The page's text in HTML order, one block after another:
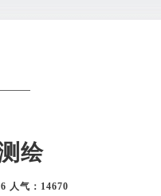
绘
人气：14670